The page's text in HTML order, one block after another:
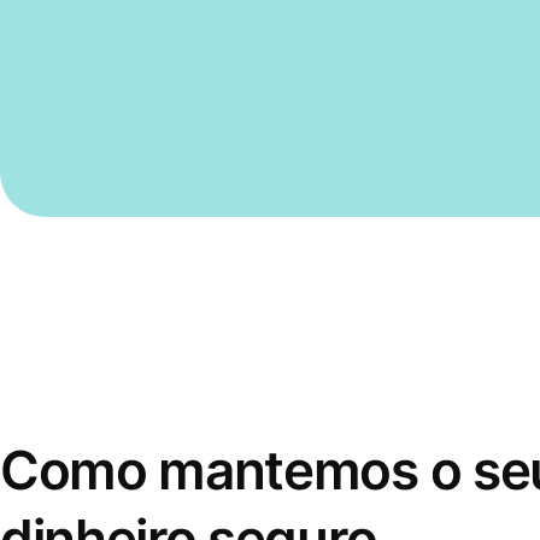
Como mantemos o